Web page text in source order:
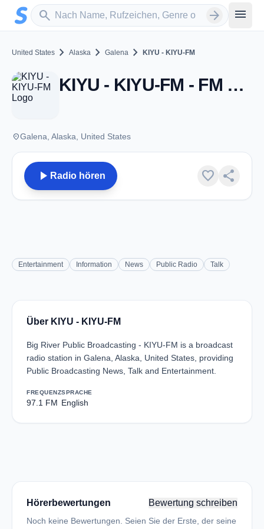
Zum Hauptinhalt springen
search
Sender suchen arrow_forward menu
United States chevron_right Alaska chevron_right Galena chevron_right KIYU - KIYU-FM
KIYU - KIYU-FM - FM 97.1 - Galena, AK
placeGalena, Alaska, United States
play_arrow Radio hören favorite share
Entertainment Information News Public Radio Talk
Über KIYU - KIYU-FM
Big River Public Broadcasting - KIYU-FM is a broadcast
radio station in Galena, Alaska, United States, providing
Public Broadcasting News, Talk and Entertainment.
FREQUENZ
97.1 FM
SPRACHE
English
Hörerbewertungen Bewertung schreiben
Noch keine Bewertungen. Seien Sie der Erste, der seine